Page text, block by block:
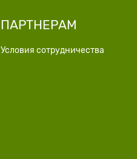
ПАРТНЕРАМ
Условия сотрудничества